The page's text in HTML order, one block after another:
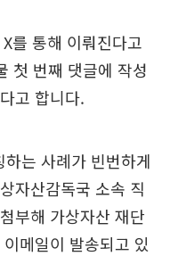
를 통해 이뤄진다고
첫 번째 댓글에 작성
고 합니다.
는 사례가 빈번하게
자산감독국 소속 직
부해 가상자산 재단
메일이 발송되고 있